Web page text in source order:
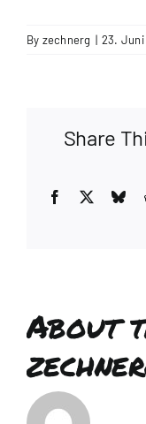
By zechnerg | 23. Juni
Share
Facebook
About